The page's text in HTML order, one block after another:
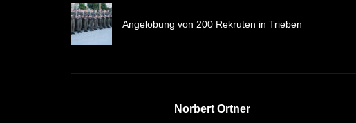
Angelobung von 200 Rekruten in Trieben
Norbert Ortner